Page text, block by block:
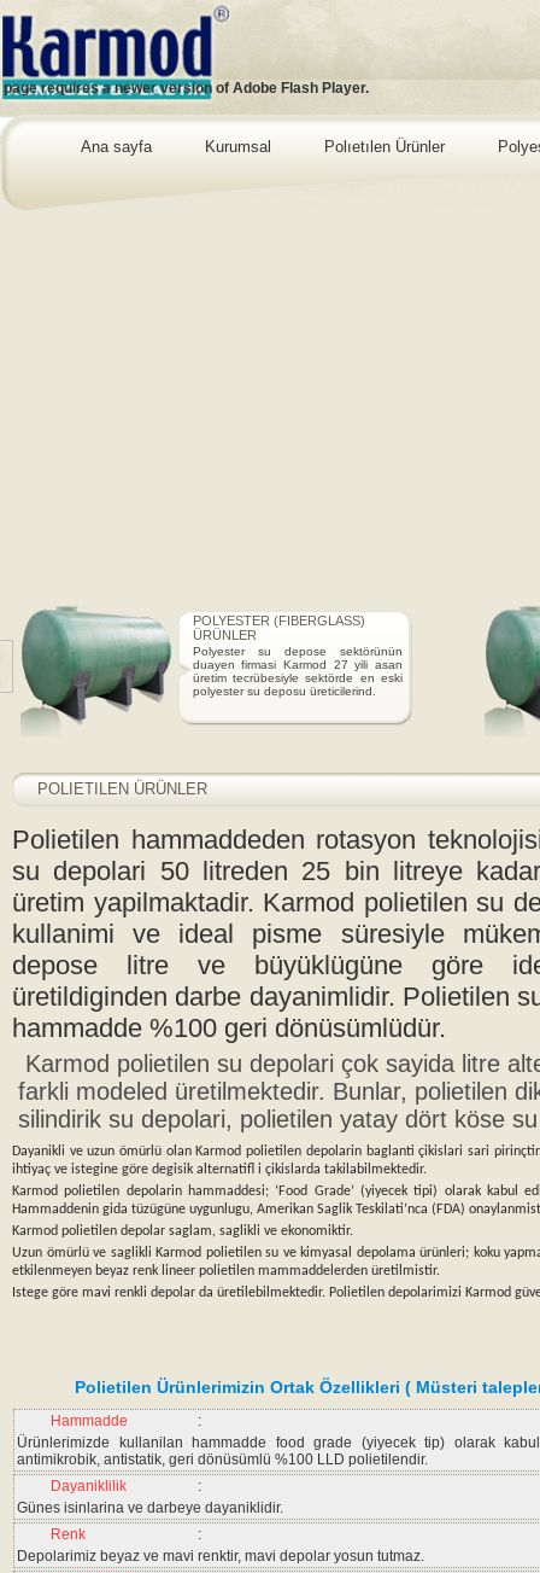
Ana sayfa Kurumsal Polıetılen Ürünler
requires a newer version of Adobe Flash Player.
POLYESTER (FIBERGLASS)
ÜRÜNLER
Polyester su depose sektörünün
duayen firmasi Karmod 27 yili asan
üretim tecrübesiyle sektörde en eski
polyester su deposu üreticilerind.
POLIETILEN ÜRÜNLER
Polietilen hammaddeden rotasyon
su depolari 50 litreden 25 bin litreye
üretim yapilmaktadir. Karmod polietilen su
kullanimi ve ideal pisme süresiyle
depose litre ve büyüklügüne göre
üretildiginden darbe dayanimlidir. Polietilen
hammadde %100 geri dönüsümlüdür.
Karmod polietilen su depolari çok sayida litre
farkli modeled üretilmektedir. Bunlar, polietilen
silindirik su depolari, polietilen yatay dört köse
Dayanikli ve uzun ömürlü olan Karmod polietilen depolarin baglanti çikislari sari
ihtiyaç ve istegine göre degisik alternatifl i çikislarda takilabilmektedir.
Karmod polietilen depolarin hammaddesi; ‘Food Grade’ (yiyecek tipi) olarak kabul
Hammaddenin gida tüzügüne uygunlugu, Amerikan Saglik Teskilati’nca (FDA)
Karmod polietilen depolar saglam, saglikli ve ekonomiktir.
Uzun ömürlü ve saglikli Karmod polietilen su ve kimyasal depolama ürünleri; koku
etkilenmeyen beyaz renk lineer polietilen mammaddelerden üretilmistir.
Istege göre mavi renkli depolar da üretilebilmektedir. Polietilen depolarimizi Karmod
Polietilen Ürünlerimizin Ortak Özellikleri ( Müsteri
Hammadde
:
Ürünlerimizde kullanilan hammadde food grade (yiyecek tip) olarak
antimikrobik, antistatik, geri dönüsümlü %100 LLD polietilendir.
Dayaniklilik
:
Günes isinlarina ve darbeye dayaniklidir.
Renk
:
Depolarimiz beyaz ve mavi renktir, mavi depolar yosun tutmaz.